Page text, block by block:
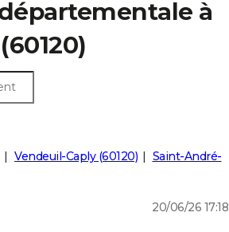
à
Vendeuil-Caply (60120)
Saint-André-
20/06/26 17:18